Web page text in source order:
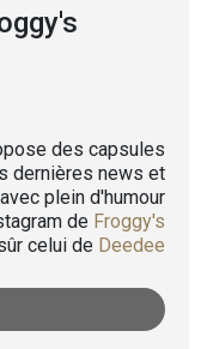
des capsules
dernières news et
plein d'humour
de Froggy's
celui de Deedee